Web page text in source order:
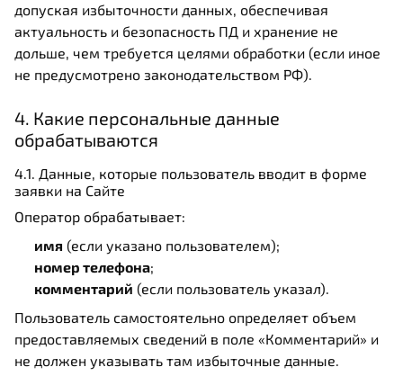
допуская избыточности данных, обеспечивая
актуальность и безопасность ПД и хранение не
дольше, чем требуется целями обработки (если иное
не предусмотрено законодательством РФ).
4. Какие персональные данные
обрабатываются
4.1. Данные, которые пользователь вводит в форме
заявки на Сайте
Оператор обрабатывает:
имя (если указано пользователем);
номер телефона;
комментарий (если пользователь указал).
Пользователь самостоятельно определяет объем
предоставляемых сведений в поле «Комментарий» и
не должен указывать там избыточные данные.